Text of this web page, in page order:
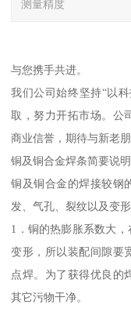
测量精度
与您携手共进。
我们公司始终坚持“以
取，努力开拓市场。公
商业信誉，期待与新老
铜及铜合金焊条简要说明
铜及铜合金的焊接较钢
发、气孔、裂纹以及变
1．铜的热膨胀系数大
变形，所以装配间隙要
点焊。为了获得优良的
其它污物干净。